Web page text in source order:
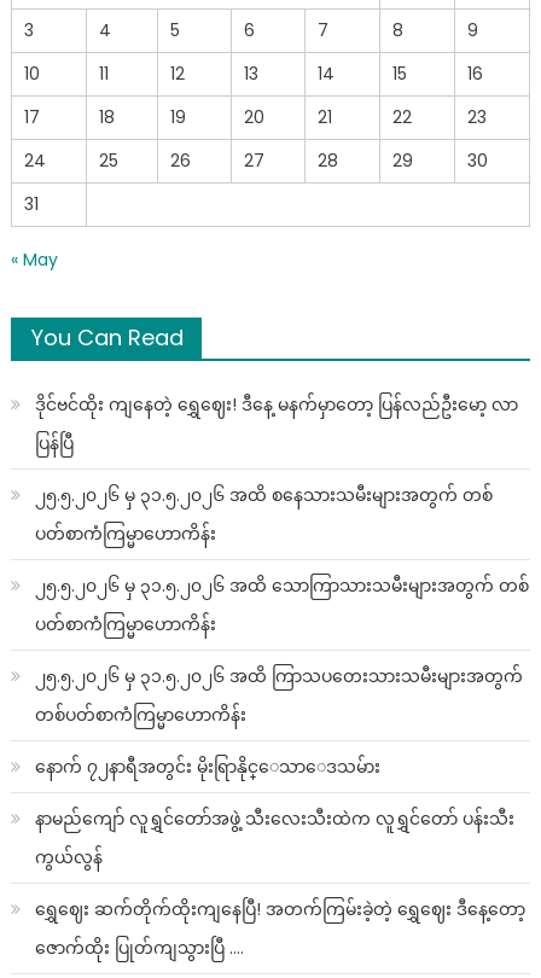
3
4 5 6 7 8
9
10
11 12 13 14 15
16
17
18 19 20 21 22
23
24
25 26 27 28 29
30
31
« May
You Can Read
ဒိုင်ဗင်ထိုး ကျနေတဲ့ ရွှေဈေး! ဒီနေ့ မနက်မှာတော့ ပြန်လည်ဦးမော့ လာ
ပြန်ပြီ
၂၅.၅.၂၀၂၆ မှ ၃၁.၅.၂၀၂၆ အထိ စနေသားသမီးများအတွက် တစ်
ပတ်စာကံကြမ္မာဟောကိန်း
၂၅.၅.၂၀၂၆ မှ ၃၁.၅.၂၀၂၆ အထိ သောကြာသားသမီးများအတွက် တစ်
ပတ်စာကံကြမ္မာဟောကိန်း
၂၅.၅.၂၀၂၆ မှ ၃၁.၅.၂၀၂၆ အထိ ကြာသပတေးသားသမီးများအတွက်
တစ်ပတ်စာကံကြမ္မာဟောကိန်း
နောက် ၇၂နာရီအတွင်း မိုးရြာနိုင္ေသာေဒသမ်ား
နာမည်ကျော် လူရွှင်တော်အဖွဲ့ သီးလေးသီးထဲက လူရွှင်တော် ပန်းသီး
ကွယ်လွန်
ရွှေဈေး ဆက်တိုက်ထိုးကျနေပြီ! အတက်ကြမ်းခဲ့တဲ့ ရွှေဈေး ဒီနေ့တော့
ဇောက်ထိုး ပြုတ်ကျသွားပြီ ….